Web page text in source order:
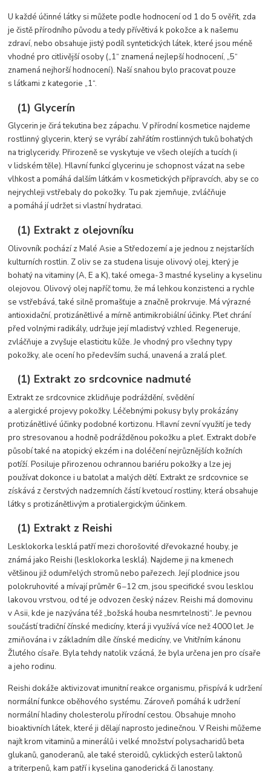
U každé účinné látky si můžete podle hodnocení od 1 do 5 ověřit, zda
je čistě přírodního původu a tedy přívětivá k pokožce a k našemu
zdraví, nebo obsahuje jistý podíl syntetických látek, které jsou méně
vhodné pro citlivější osoby („1“ znamená nejlepší hodnocení, „5“
znamená nejhorší hodnocení). Naší snahou bylo pracovat pouze
s látkami z kategorie „1“.
(1) Glycerín
Glycerin je čirá tekutina bez zápachu. V přírodní kosmetice najdeme
rostlinný glycerin, který se vyrábí zahřátím rostlinných tuků bohatých
na triglyceridy. Přirozeně se vyskytuje ve všech olejích a tucích (i
v lidském těle). Hlavní funkcí glycerinu je schopnost vázat na sebe
vlhkost a pomáhá dalším látkám v kosmetických přípravcích, aby se co
nejrychleji vstřebaly do pokožky. Tu pak zjemňuje, zvláčňuje
a pomáhá jí udržet si vlastní hydrataci.
(1) Extrakt z olejovníku
Olivovník pochází z Malé Asie a Středozemí a je jednou z nejstarších
kulturních rostlin. Z oliv se za studena lisuje olivový olej, který je
bohatý na vitaminy (A, E a K), také omega-3 mastné kyseliny a kyselinu
olejovou. Olivový olej napříč tomu, že má lehkou konzistenci a rychle
se vstřebává, také silně promašťuje a značně prokrvuje. Má výrazné
antioxidační, protizánětlivé a mírně antimikrobiální účinky. Pleť chrání
před volnými radikály, udržuje její mladistvý vzhled. Regeneruje,
zvláčňuje a zvyšuje elasticitu kůže. Je vhodný pro všechny typy
pokožky, ale ocení ho především suchá, unavená a zralá pleť.
(1) Extrakt zo srdcovnice nadmuté
Extrakt ze srdcovnice zklidňuje podráždění, svědění
a alergické projevy pokožky. Léčebnými pokusy byly prokázány
protizánětlivé účinky podobné kortizonu. Hlavní zevní využití je tedy
pro stresovanou a hodně podrážděnou pokožku a pleť. Extrakt dobře
působí také na atopický ekzém i na doléčení nejrůznějších kožních
potíží. Posiluje přirozenou ochrannou bariéru pokožky a lze jej
používat dokonce i u batolat a malých dětí. Extrakt ze srdcovnice se
získává z čerstvých nadzemních částí kvetoucí rostliny, která obsahuje
látky s protizánětlivým a protialergickým účinkem.
(1) Extrakt z Reishi
Lesklokorka lesklá patří mezi chorošovité dřevokazné houby, je
známá jako Reishi (lesklokorka lesklá). Najdeme ji na kmenech
většinou již odumřelých stromů nebo pařezech. Její plodnice jsou
polokruhovité a mívají průměr 6−12 cm, jsou specifické svou lesklou
lakovou vrstvou, od té je odvozen český název. Reishi má domovinu
v Asii, kde je nazývána též „božská houba nesmrtelnosti“. Je pevnou
součástí tradiční čínské medicíny, která ji využívá více než 4000 let. Je
zmiňována i v základním díle čínské medicíny, ve Vnitřním kánonu
Žlutého císaře. Byla tehdy natolik vzácná, že byla určena jen pro císaře
a jeho rodinu.
Reishi dokáže aktivizovat imunitní reakce organismu, přispívá k udržení
normální funkce oběhového systému. Zároveň pomáhá k udržení
normální hladiny cholesterolu přírodní cestou. Obsahuje mnoho
bioaktivních látek, které ji dělají naprosto jedinečnou. V Reishi můžeme
najít krom vitaminů a minerálů i velké množství polysacharidů beta
glukanů, ganoderanů, ale také steroidů, cyklických esterů laktonů
a triterpenů, kam patří i kyselina ganoderická či lanostany.